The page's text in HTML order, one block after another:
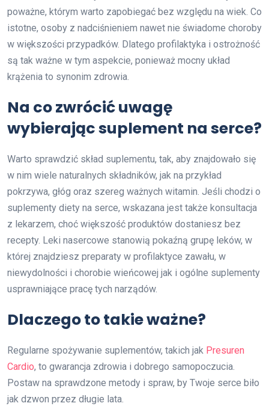
poważne, którym warto zapobiegać bez względu na wiek. Co
istotne, osoby z nadciśnieniem nawet nie świadome choroby
w większości przypadków. Dlatego profilaktyka i ostrożność
są tak ważne w tym aspekcie, ponieważ mocny układ
krążenia to synonim zdrowia.
Na co zwrócić uwagę
wybierając suplement na serce?
Warto sprawdzić skład suplementu, tak, aby znajdowało się
w nim wiele naturalnych składników, jak na przykład
pokrzywa, głóg oraz szereg ważnych witamin. Jeśli chodzi o
suplementy diety na serce, wskazana jest także konsultacja
z lekarzem, choć większość produktów dostaniesz bez
recepty. Leki nasercowe stanowią pokaźną grupę leków, w
której znajdziesz preparaty w profilaktyce zawału, w
niewydolności i chorobie wieńcowej jak i ogólne suplementy
usprawniające pracę tych narządów.
Dlaczego to takie ważne?
Regularne spożywanie suplementów, takich jak Presuren
Cardio, to gwarancja zdrowia i dobrego samopoczucia.
Postaw na sprawdzone metody i spraw, by Twoje serce biło
jak dzwon przez długie lata.